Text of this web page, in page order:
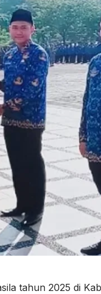
tahun 2025 di